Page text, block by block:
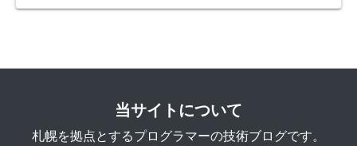
当サイトについて
札幌を拠点とするプログラマーの技術ブログです。